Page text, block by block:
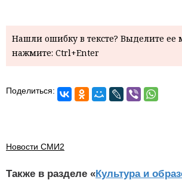
Нашли ошибку в тексте? Выделите
нажмите: Ctrl+Enter
Поделиться:
Новости СМИ2
Также в разделе «Культура и